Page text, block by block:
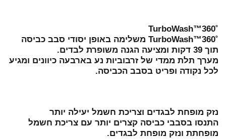
˚TurboWash™360
˚TurboWash™360 משלימה באופן יסודי סבב כביסה
תוך 39 דקות ומציעה הגנה משופרת לבדים.
מערך תלת ממדי של זרבוביות נע בארבעה כיוונים ומגיע
לכל נקודה ופריט בסבב הכביסה.
נזק מופחת לבגדים וצריכת חשמל יעילה יותר
התנסו בסבבי כביסה קצרים יותר עם צריכת חשמל
מופחתת ונזק מופחת לבגדים.